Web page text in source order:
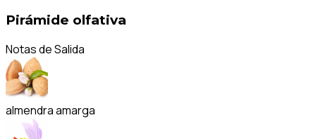
Pirámide olfativa
Notas de Salida
almendra amarga